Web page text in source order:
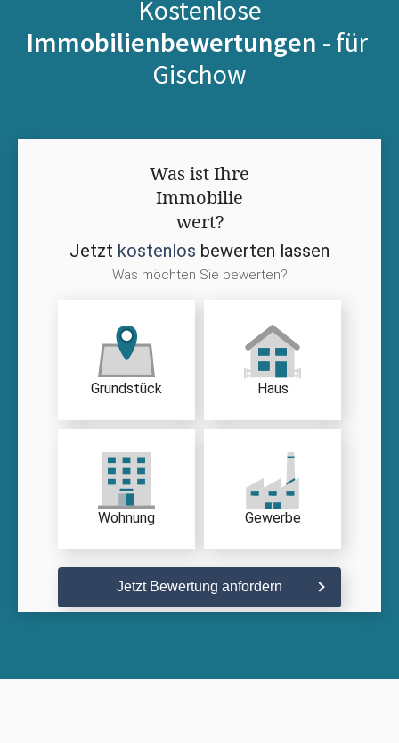
Kostenlose
Immobilienbewertungen - für
Gischow
Was ist Ihre
Immobilie
wert?
Jetzt kostenlos bewerten lassen
Was möchten Sie bewerten?
Grundstück Haus
Wohnung Gewerbe
Jetzt Bewertung anfordern